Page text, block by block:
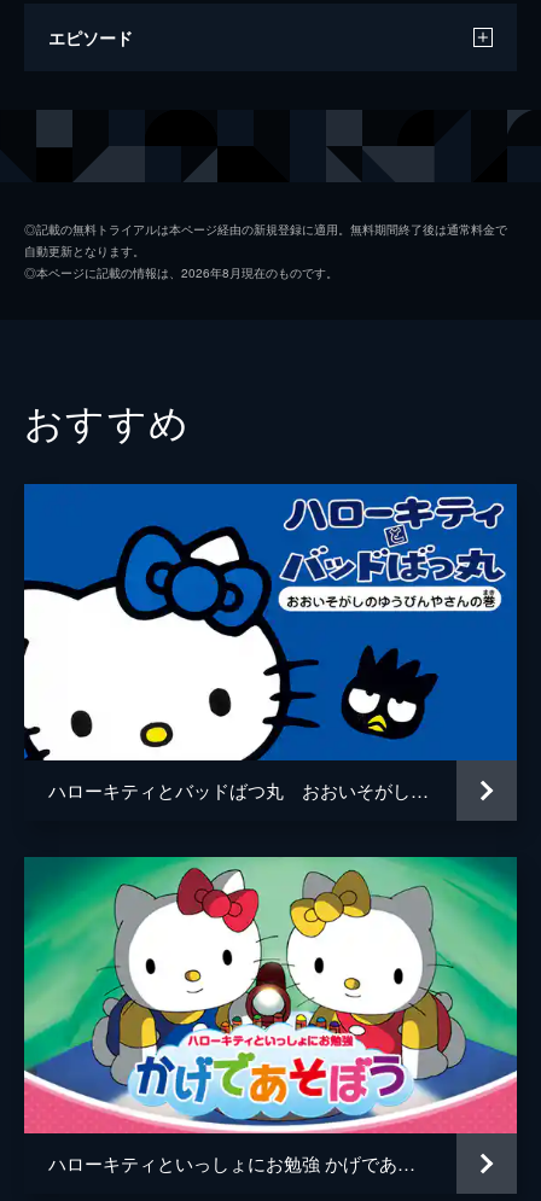
エピソード
けろけろけろっぴ はすのうえタウン危機
◎記載の無料トライアルは本ページ経由の新規登録に適用。無料期間終了後は通常料金で
自動更新となります。
◎本ページに記載の情報は、2026年8月現在のものです。
おすすめ
ハローキティとバッドばつ丸 おおいそがしのゆうびんやさんの巻
ハローキティといっしょにお勉強 かげであそぼう 5話入り